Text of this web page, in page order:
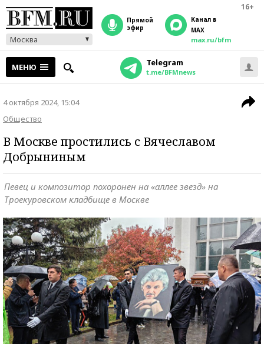
16+
Москва
прямой
эфир
Канал в
MAX
max.ru/bfm
МЕНЮ Telegram
t.me/BFMnews
4 октября 2024, 15:04
Общество
В Москве простились с Вячеславом
Добрыниным
Певец и композитор похоронен на «аллее звезд» на
Троекуровском кладбище в Москве